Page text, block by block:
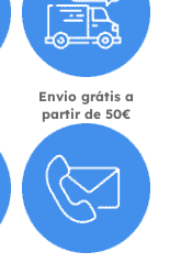
Envio grátis a
partir de 50€